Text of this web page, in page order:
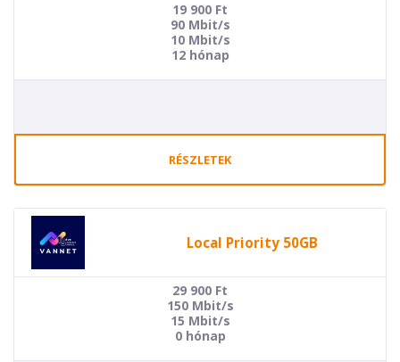
19 900 Ft
90 Mbit/s
10 Mbit/s
12 hónap
RÉSZLETEK
Local Priority 50GB
29 900 Ft
150 Mbit/s
15 Mbit/s
0 hónap